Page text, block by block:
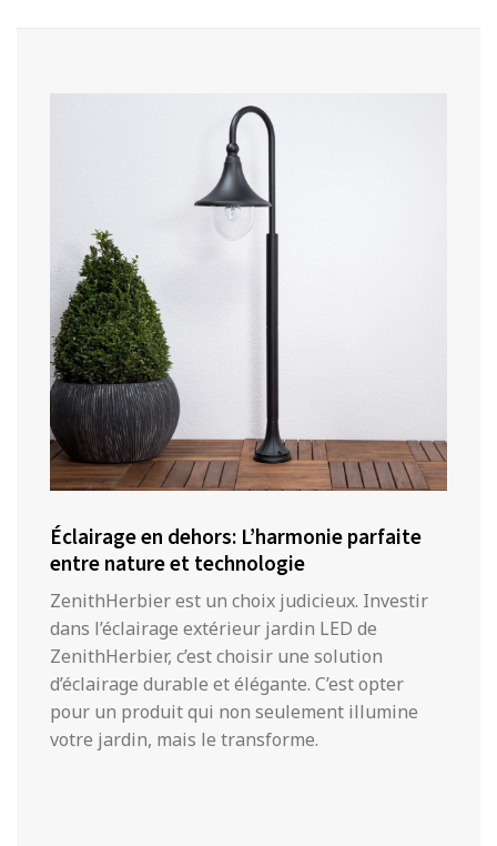
Éclairage en dehors: L’harmonie parfaite
entre nature et technologie
ZenithHerbier est un choix judicieux. Investir
dans l’éclairage extérieur jardin LED de
ZenithHerbier, c’est choisir une solution
d’éclairage durable et élégante. C’est opter
pour un produit qui non seulement illumine
votre jardin, mais le transforme.